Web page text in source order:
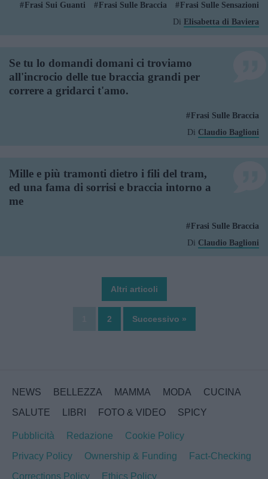
Frasi Sui Guanti Frasi Sulle Braccia
Frasi Sulle Sensazioni
Di Elisabetta di Baviera
Se tu lo domandi domani ci troviamo
all'incrocio delle tue braccia grandi per
correre a gridarci t'amo.
Frasi Sulle Braccia
Di Claudio Baglioni
Mille e più tramonti dietro i fili del tram,
ed una fama di sorrisi e braccia intorno a
me
Frasi Sulle Braccia
Di Claudio Baglioni
Altri articoli
2 Successivo »
NEWS BELLEZZA MAMMA MODA
CUCINA
SALUTE
LIBRI FOTO & VIDEO SPICY
Pubblicità Redazione
Cookie Policy
Privacy Policy
Ownership & Funding
Fact-Checking
Corrections Policy
Ethics Policy